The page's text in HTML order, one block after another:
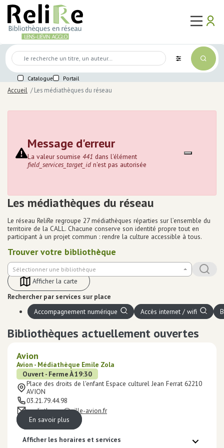
logo
compte
Connexion
Mot de passe perdu
Première connexion
Se préinscrire
Main
Médiathèques
Agenda
Lire,
voir,
écouter,
Écouter
Jouer
Sélections des bibliothèques
Services
Accès internet / Wifi
Accompagnement numérique
Equipements numériques
Prêt de liseuse
Impression / Photocopie
Ecrivain public
Espaces de travail
Point détente
Equipements bébé
Ludothèque
Grainothèque
Boîtes de retour 24h/24
Portage à domicile
Infos
pratiques
Catalogue Portail
Accueil Les médiathèques du réseau
Message d'erreur
La valeur soumise 441 dans l'élément
field_services_target_id n'est pas autorisée
Les médiathèques du réseau
Le réseau ReliRe regroupe 27 médiathèques réparties sur l’ensemble du
territoire de la CALL. Chacune conserve son identité propre tout en
participant à un projet commun : rendre la culture accessible à tous.
Trouver votre bibliothèque
Sélectionner une bibliothèque Rechercher
Corps
Afficher la carte
Rechercher par services sur place
Accompagnement numérique
Accès internet / wifi
Bibliothèques actuellement ouvertes
Avion
Avion - Médiathèque Emile Zola
Ouvert - Ferme À 19:30
Place des droits de l'enfant Espace culturel Jean Ferrat 62210
AVION
03.21.79.44.98
mediatheque@ville-avion.fr
En savoir plus
Afficher les horaires et services